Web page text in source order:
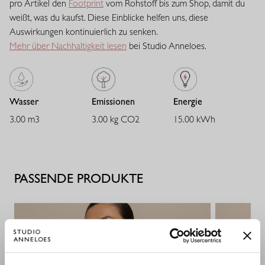
seine Passform. Eine vielseitige Qualität mit eleganter
Ausstrahlung.
pro Artikel den Footprint vom Rohstoff bis zum Shop, damit du
weißt, was du kaufst. Diese Einblicke helfen uns, diese
Auswirkungen kontinuierlich zu senken.
Mehr über Nachhaltigkeit lesen bei Studio Anneloes.
Wasser
3.00 m3
Emissionen
3.00 kg CO2
Energie
15.00 kWh
PASSENDE PRODUKTE